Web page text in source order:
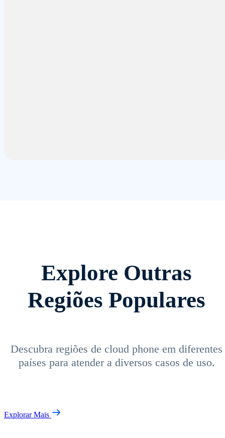
Explore Outras
Regiões Populares
Descubra regiões de cloud phone em diferentes
países para atender a diversos casos de uso.
Explorar Mais